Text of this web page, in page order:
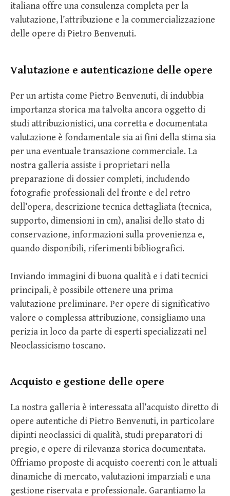
italiana offre una consulenza completa per la
valutazione, l’attribuzione e la commercializzazione
delle opere di Pietro Benvenuti.
Valutazione e autenticazione delle opere
Per un artista come Pietro Benvenuti, di indubbia
importanza storica ma talvolta ancora oggetto di
studi attribuzionistici, una corretta e documentata
valutazione è fondamentale sia ai fini della stima sia
per una eventuale transazione commerciale. La
nostra galleria assiste i proprietari nella
preparazione di dossier completi, includendo
fotografie professionali del fronte e del retro
dell’opera, descrizione tecnica dettagliata (tecnica,
supporto, dimensioni in cm), analisi dello stato di
conservazione, informazioni sulla provenienza e,
quando disponibili, riferimenti bibliografici.
Inviando immagini di buona qualità e i dati tecnici
principali, è possibile ottenere una prima
valutazione preliminare. Per opere di significativo
valore o complessa attribuzione, consigliamo una
perizia in loco da parte di esperti specializzati nel
Neoclassicismo toscano.
Acquisto e gestione delle opere
La nostra galleria è interessata all’acquisto diretto di
opere autentiche di Pietro Benvenuti, in particolare
dipinti neoclassici di qualità, studi preparatori di
pregio, e opere di rilevanza storica documentata.
Offriamo proposte di acquisto coerenti con le attuali
dinamiche di mercato, valutazioni imparziali e una
gestione riservata e professionale. Garantiamo la